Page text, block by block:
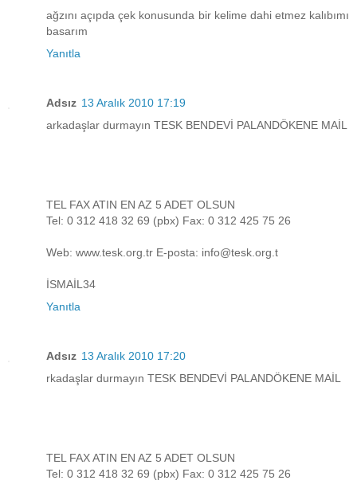
ağzını açıpda çek konusunda bir kelime dahi etmez kalıbımı
basarım
Yanıtla
Adsız 13 Aralık 2010 17:19
arkadaşlar durmayın TESK BENDEVİ PALANDÖKENE MAİL
TEL FAX ATIN EN AZ 5 ADET OLSUN
Tel: 0 312 418 32 69 (pbx) Fax: 0 312 425 75 26
Web: www.tesk.org.tr E-posta: info@tesk.org.t
İSMAİL34
Yanıtla
Adsız 13 Aralık 2010 17:20
rkadaşlar durmayın TESK BENDEVİ PALANDÖKENE MAİL
TEL FAX ATIN EN AZ 5 ADET OLSUN
Tel: 0 312 418 32 69 (pbx) Fax: 0 312 425 75 26